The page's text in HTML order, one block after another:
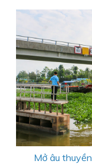
Mở âu